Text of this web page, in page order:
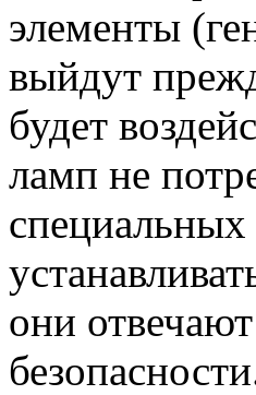
элементы
выйдут
будет
ламп не
они